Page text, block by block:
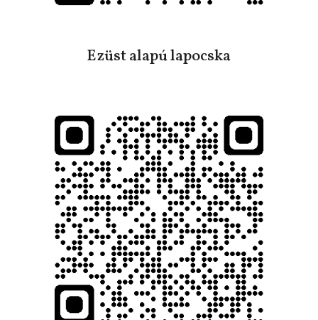
Ezüst alapú lapocska